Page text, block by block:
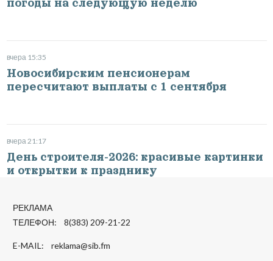
погоды на следующую неделю
вчера 15:35
Новосибирским пенсионерам
пересчитают выплаты с 1 сентября
вчера 21:17
День строителя-2026: красивые картинки
и открытки к празднику
РЕКЛАМА
ТЕЛЕФОН: 8(383) 209-21-22
E-MAIL: reklama@sib.fm